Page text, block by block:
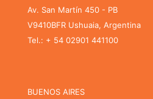
Av. San Martín 450 - PB
V9410BFR Ushuaia, Argentina
Tel.: + 54 02901 441100
BUENOS AIRES